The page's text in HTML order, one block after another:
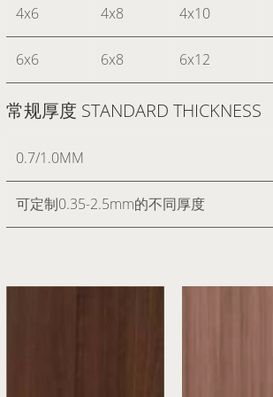
4x6 4x8 4x10
6x6 6x8 6x12
常规厚度 STANDARD THICKNESS
0.7/1.0MM
可定制0.35-2.5mm的不同厚度